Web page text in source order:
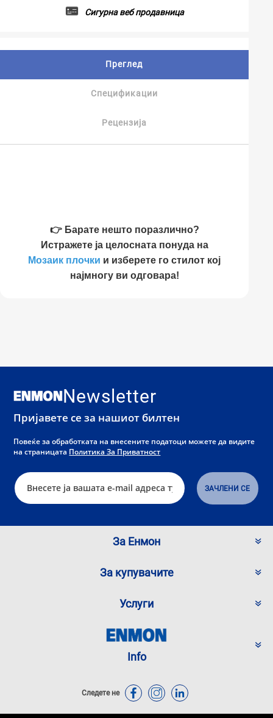
Сигурна веб продавница
Преглед
Спецификации
Рецензија
👉 Барате нешто поразлично?
Истражете ја целосната понуда на
Мозаик плочки и изберете го стилот кој
најмногу ви одговара!
Newsletter
Пријавете се за нашиот билтен
Повеќе за обработката на внесените податоци можете да видите
на страницата Политика За Приватност
За Енмон
За купувачите
Услуги
Info
Следете не